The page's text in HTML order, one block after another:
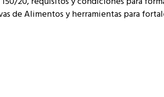
de Alimentos y herramientas para